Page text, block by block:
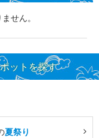
せん。
ットを探す
夏祭り